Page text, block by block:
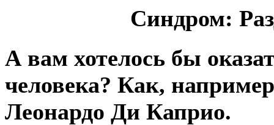
Синдром:
А вам хотелось бы
человека? Как,
Леонардо Ди Каприо.